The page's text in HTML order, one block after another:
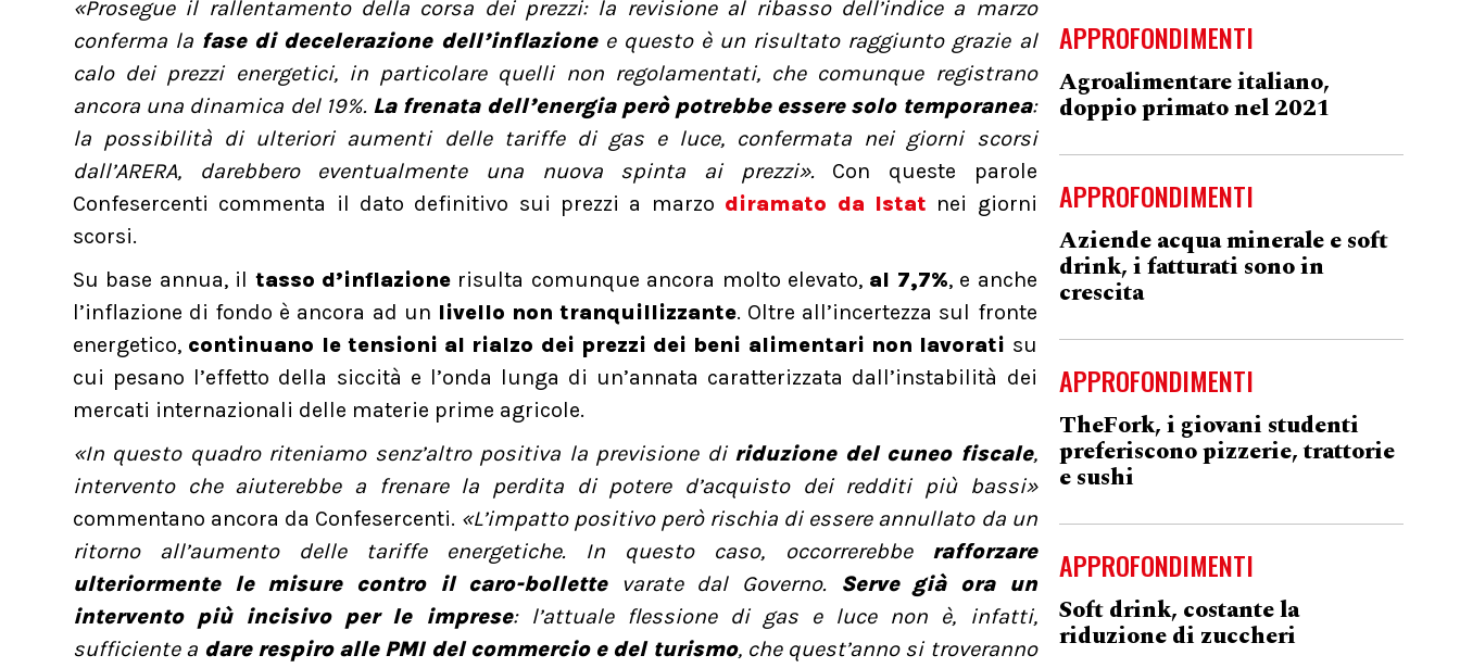
«Prosegue il rallentamento della corsa dei prezzi: la revisione al ribasso dell’indice a marzo
conferma la fase di decelerazione dell’inflazionee questo è un risultato raggiunto grazie al
calo dei prezzi energetici, in particolare quelli non regolamentati, che comunque registrano
ancora una dinamica del 19%. La frenata dell’energia però potrebbe essere solo temporanea:
la possibilità di ulteriori aumenti delle tariffe di gas e luce, confermata nei giorni scorsi
dall’ARERA, darebbero eventualmente una nuova spinta ai prezzi». Con queste parole
Confesercenti commenta il dato definitivo sui prezzi a marzo diramato da Istat nei giorni
scorsi.
Su base annua, il tasso d’inflazione risulta comunque ancora molto elevato, al 7,7%, e anche
l’inflazione di fondo è ancora ad un livello non tranquillizzante. Oltre all’incertezza sul fronte
energetico, continuano le tensioni al rialzo dei prezzi dei beni alimentari non lavorati su
cui pesano l’effetto della siccità e l’onda lunga di un’annata caratterizzata dall’instabilità dei
mercati internazionali delle materie prime agricole.
«In questo quadro riteniamo senz’altro positiva la previsione di riduzione del cuneo fiscale,
intervento che aiuterebbe a frenare la perdita di potere d’acquisto dei redditi più bassi»
commentano ancora da Confesercenti. «L’impatto positivo però rischia di essere annullato da un
ritorno all’aumento delle tariffe energetiche. In questo caso, occorrerebbe rafforzare
ulteriormente le misure contro il caro-bollettevarate dal Governo. Serve già ora un
intervento più incisivo per le imprese: l’attuale flessione di gas e luce non è, infatti,
sufficiente a dare respiro alle PMI del commercio e del turismo, che quest’anno si troveranno
APPROFONDIMENTI
Agroalimentare italiano,
doppio primato nel 2021
APPROFONDIMENTI
Aziende acqua minerale e soft
drink, i fatturati sono in
crescita
APPROFONDIMENTI
TheFork, i giovani studenti
preferiscono pizzerie, trattorie
e sushi
APPROFONDIMENTI
Soft drink, costante la
riduzione di zuccheri